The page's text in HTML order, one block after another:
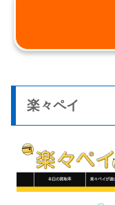
楽々ペイ